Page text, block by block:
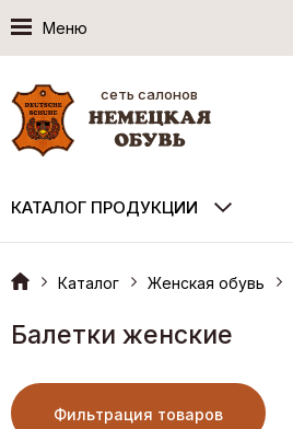
Меню
сеть салонов
КАТАЛОГ ПРОДУКЦИИ
Каталог Женская обувь
Балетки женские
Фильтрация товаров